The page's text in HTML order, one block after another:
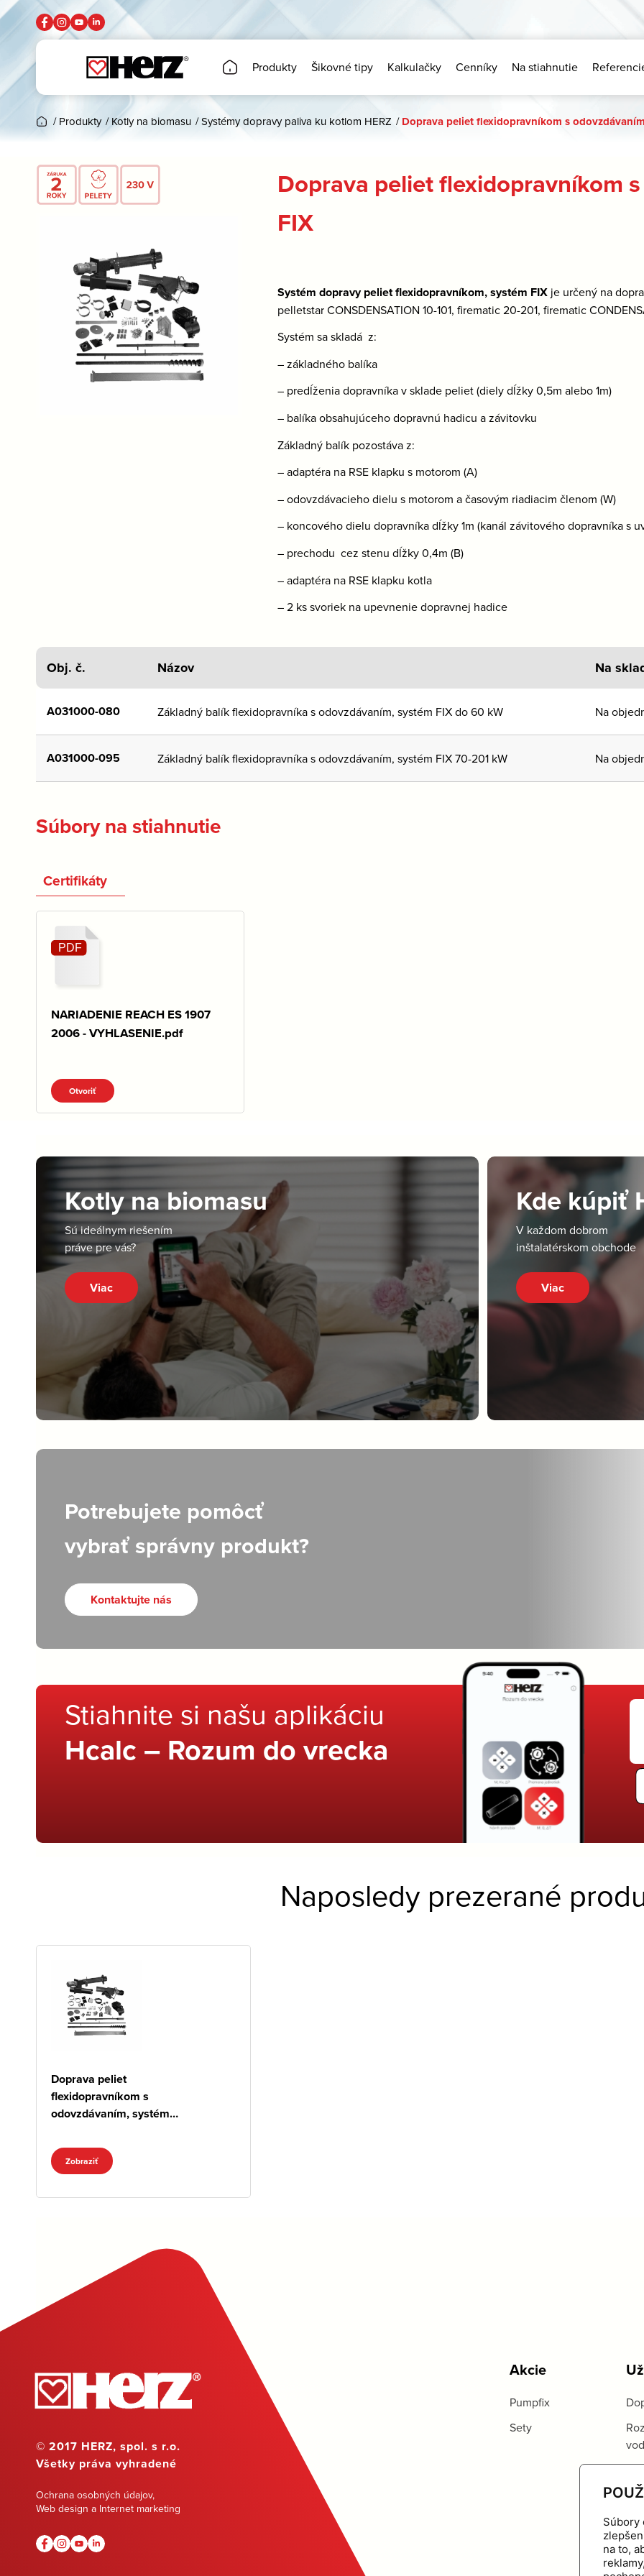
Súbory
na to,
Produkty Šikovné tipy Kalkulačky Cenníky Na stiahnutie
/ Produkty / Kotly na biomasu /Systémy dopravy paliva ku kotlom HERZ / Doprava peliet flexidopravníkom s
Doprava peliet flexidopravníkom
FIX
Systém dopravy peliet flexidopravníkom, systém FIX je určený na
pelletstar CONSDENSATION 10-101, firematic 20-201, firematic
Systém sa skladá z:
– základného balíka
– predĺženia dopravníka v sklade peliet (diely dĺžky 0,5m alebo 1m)
– balíka obsahujúceho dopravnú hadicu a závitovku
Základný balík pozostáva z:
– adaptéra na RSE klapku s motorom (A)
– odovzdávacieho dielu s motorom a časovým riadiacim členom (W)
– koncového dielu dopravníka dĺžky 1m (kanál závitového dopravníka s
– prechodu cez stenu dĺžky 0,4m (B)
– adaptéra na RSE klapku kotla
– 2 ks svoriek na upevnenie dopravnej hadice
Obj. č. Názov Na
A031000-080 Základný balík flexidopravníka s odovzdávaním, systém FIX do 60 kW Na
A031000-095 Základný balík flexidopravníka s odovzdávaním, systém FIX 70-201 kW Na
Súbory na stiahnutie
Certifikáty
NARIADENIE REACH ES 1907
2006 - VYHLASENIE.pdf
Otvoriť
Kotly na biomasu
Sú ideálnym riešením
práve pre vás?
Viac
Kde kúpiť
V každom dobrom
inštalatérskom obchode
Viac
Potrebujete pomôcť
vybrať správny produkt?
Kontaktujte nás
Stiahnite si našu aplikáciu
Hcalc – Rozum do vrecka
Naposledy prezerané
Doprava peliet
flexidopravníkom s
odovzdávaním, systém
Zobraziť
© 2017 HERZ, spol. s r.o.
Všetky práva vyhradené
Ochrana osobných údajov,
Web design a Internet marketing
Akcie
Pumpfix
Sety